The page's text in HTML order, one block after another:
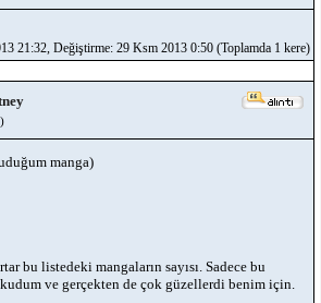
21:32, Değiştirme: 29 Ksm 2013 0:50 (Toplamda 1 kere)
manga)
bu listedeki mangaların sayısı. Sadece bu
ve gerçekten de çok güzellerdi benim için.